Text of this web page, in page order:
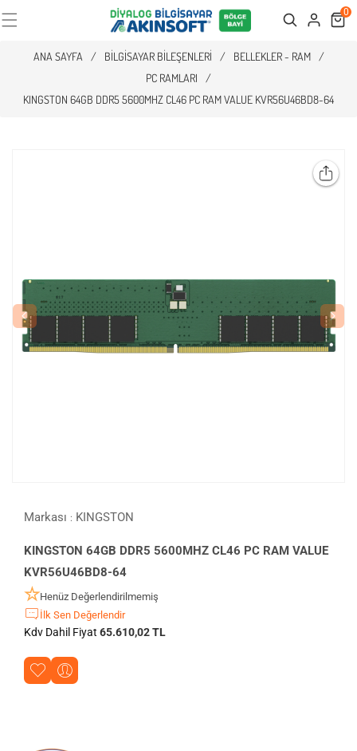
Search Cart
0
ANA SAYFA / BILGISAYAR BILEŞENLERI / BELLEKLER - RAM
/
PC RAMLARI
/
KINGSTON 64GB DDR5 5600MHZ CL46 PC RAM VALUE KVR56U46BD8-64
Markası : KINGSTON
KINGSTON 64GB DDR5 5600MHZ CL46 PC RAM VALUE
KVR56U46BD8-64
Henüz Değerlendirilmemiş
İlk Sen Değerlendir
Kdv Dahil Fiyat 65.610,02 TL